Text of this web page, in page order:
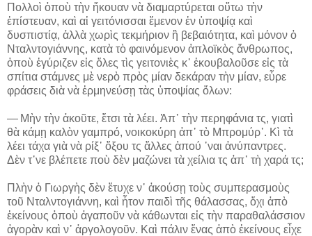
Πολλοὶ ὁποὺ τὴν ἤκουαν νὰ διαμαρτύρεται οὕτω τὴν
ἐπίστευαν, καὶ αἱ γειτόνισσαι ἔμενον ἐν ὑποψίᾳ καὶ
δυσπιστίᾳ, ἀλλὰ χωρὶς τεκμήριον ἢ βεβαιότητα, καὶ μόνον ὁ
Νταλντογιάννης, κατὰ τὸ φαινόμενον ἁπλοϊκὸς ἄνθρωπος,
ὁποὺ ἐγύριζεν εἰς ὅλες τὶς γειτονιὲς κ᾽ ἐκουβαλοῦσε εἰς τὰ
σπίτια στάμνες μὲ νερὸ πρὸς μίαν δεκάραν τὴν μίαν, εὗρε
φράσεις διὰ νὰ ἑρμηνεύσῃ τὰς ὑποψίας ὅλων:
― Μὴν τὴν ἀκοῦτε, ἔτσι τὰ λέει. Ἀπ᾽ τὴν περηφάνια τς, γιατὶ
θὰ κάμῃ καλὸν γαμπρό, νοικοκύρη ἀπ᾽ τὸ Μπρομύρ᾽. Κὶ τὰ
λέει τάχα γιὰ νὰ ρίξ᾽ ὄξου τς ἄλλες ἁπού ᾽ναι ἀνύπαντρες.
Δὲν τ᾽νε βλέπετε ποὺ δὲν μαζώνει τὰ χείλια τς ἀπ᾽ τὴ χαρά τς;
Πλὴν ὁ Γιωργὴς δὲν ἔτυχε ν᾽ ἀκούσῃ τοὺς συμπερασμοὺς
τοῦ Νταλντογιάννη, καὶ ἦτον παιδὶ τῆς θάλασσας, ὄχι ἀπὸ
ἐκείνους ὁποὺ ἀγαποῦν νὰ κάθωνται εἰς τὴν παραθαλάσσιον
ἀγορὰν καὶ ν᾽ ἀργολογοῦν. Καὶ πάλιν ἕνας ἀπὸ ἐκείνους εἶχε